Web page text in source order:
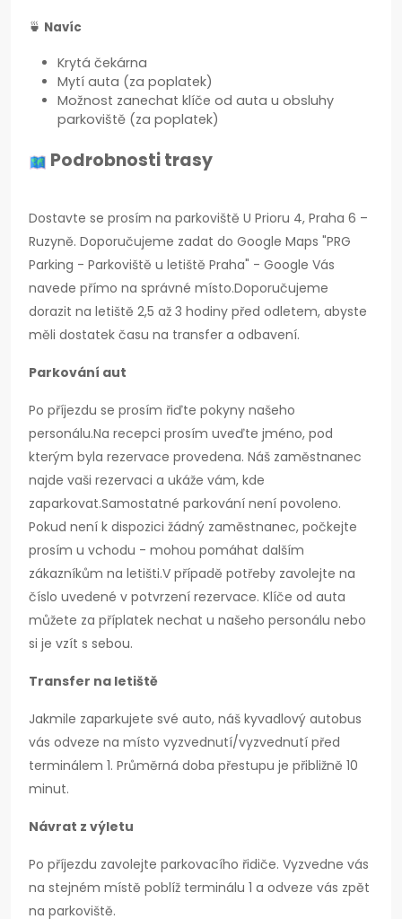
🍵 Navíc
Krytá čekárna
Mytí auta (za poplatek)
Možnost zanechat klíče od auta u obsluhy
parkoviště (za poplatek)
Podrobnosti trasy
Dostavte se prosím na parkoviště U Prioru 4, Praha 6 –
Ruzyně. Doporučujeme zadat do Google Maps "PRG
Parking - Parkoviště u letiště Praha" - Google Vás
navede přímo na správné místo.Doporučujeme
dorazit na letiště 2,5 až 3 hodiny před odletem, abyste
měli dostatek času na transfer a odbavení.
Parkování aut
Po příjezdu se prosím řiďte pokyny našeho
personálu.Na recepci prosím uveďte jméno, pod
kterým byla rezervace provedena. Náš zaměstnanec
najde vaši rezervaci a ukáže vám, kde
zaparkovat.Samostatné parkování není povoleno.
Pokud není k dispozici žádný zaměstnanec, počkejte
prosím u vchodu - mohou pomáhat dalším
zákazníkům na letišti.V případě potřeby zavolejte na
číslo uvedené v potvrzení rezervace. Klíče od auta
můžete za příplatek nechat u našeho personálu nebo
si je vzít s sebou.
Transfer na letiště
Jakmile zaparkujete své auto, náš kyvadlový autobus
vás odveze na místo vyzvednutí/vyzvednutí před
terminálem 1. Průměrná doba přestupu je přibližně 10
minut.
Návrat z výletu
Po příjezdu zavolejte parkovacího řidiče. Vyzvedne vás
na stejném místě poblíž terminálu 1 a odveze vás zpět
na parkoviště.